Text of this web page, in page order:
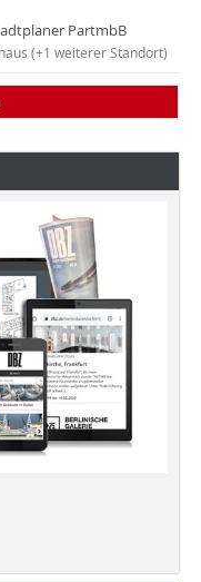
PartmbB
(+1 weiterer Standort)